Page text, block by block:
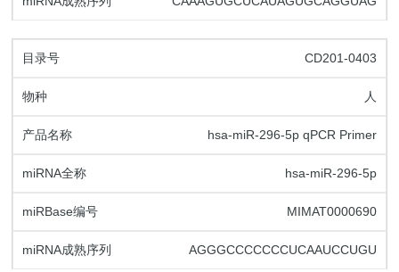
CD201-0403
人
hsa-miR-296-5p qPCR Primer
hsa-miR-296-5p
MIMAT0000690
AGGGCCCCCCCUCAAUCCUGU